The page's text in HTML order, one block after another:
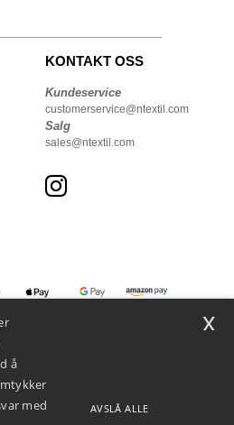
KONTAKT OSS
Kundeservice
customerservice@ntextil.com
Salg
sales@ntextil.com
å
med
AVSLÅ ALLE
x